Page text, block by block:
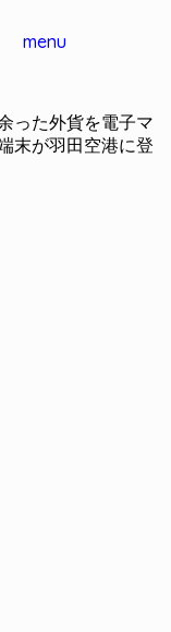
menu
った外貨を電子マ
末が羽田空港に登